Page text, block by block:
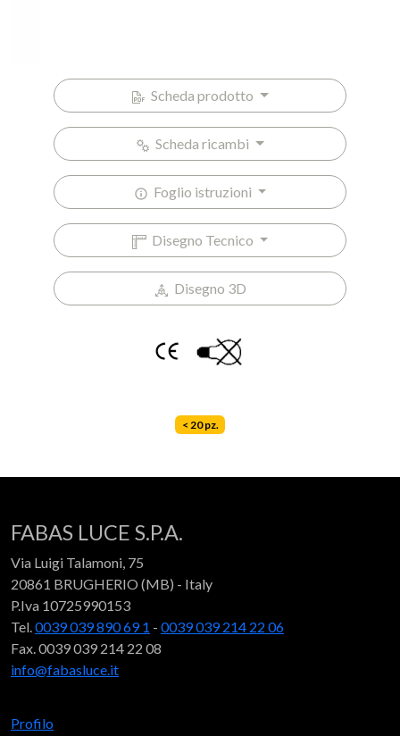
Scheda prodotto
Scheda ricambi
Foglio istruzioni
Disegno Tecnico
Disegno 3D
< 20 pz.
FABAS LUCE S.P.A.
Via Luigi Talamoni, 75
20861 BRUGHERIO (MB) - Italy
P.Iva 10725990153
Tel.0039 039 890 69 1 - 0039 039 214 22 06
Fax. 0039 039 214 22 08
info@fabasluce.it
Profilo